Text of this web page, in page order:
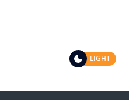
Polacco
LIGHT